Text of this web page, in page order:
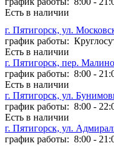
Есть в наличии
г. Пятигорск, ул.
график работы:
Есть в наличии
г. Пятигорск, пер.
график работы: 8:00 -
Есть в наличии
г. Пятигорск, ул.
график работы: 8:00 -
Есть в наличии
г. Пятигорск, ул.
график работы: 8:00 -